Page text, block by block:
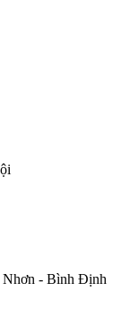
Nhơn - Bình Định